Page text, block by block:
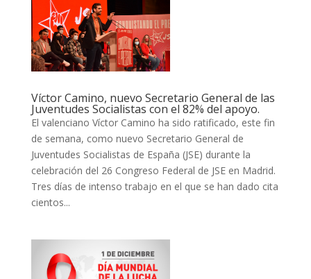
Víctor Camino, nuevo Secretario General de las
Juventudes Socialistas con el 82% del apoyo.
El valenciano Víctor Camino ha sido ratificado, este fin
de semana, como nuevo Secretario General de
Juventudes Socialistas de España (JSE) durante la
celebración del 26 Congreso Federal de JSE en Madrid.
Tres días de intenso trabajo en el que se han dado cita
cientos...